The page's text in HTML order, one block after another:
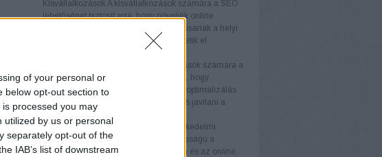
of your personal or
below opt-out section to
processed you may
utilized by us or personal
separately opt-out of the
IAB’s list of downstream
KisvállalkozásokA kisvállalkozások számára a SEO
lehetőséget biztosít arra, hogy növeljék online
láthatóságukat és versenyelőnyhöz jussanak a helyi
piacon. Testreszabott stratégiákkal érhetik el
A középvállalkozások számára a
SEO átfogó megközelítése szükséges, hogy
versenyképesek maradjanak. A keresőoptimalizálás
segít növelni az organikus forgalmat és javítani a
konverziós arányt.
E-kereskedelmi webhelyek
Az e-kereskedelmi
webhelyek számára a SEO kulcsfontosságú a
termékek láthatóságának növelésében és az online